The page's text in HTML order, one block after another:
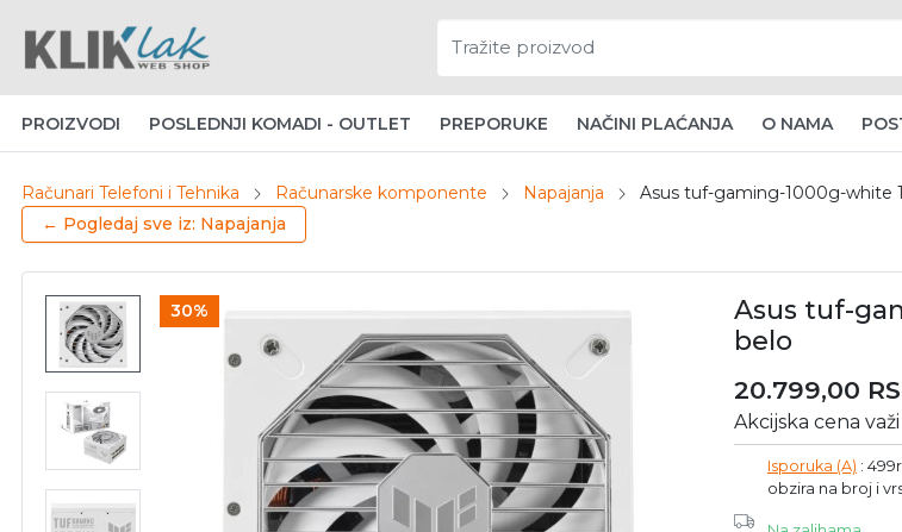
PROIZVODI POSLEDNJI KOMADI - OUTLET PREPORUKE NAČINI PLAĆANJA O NAMA
Računari Telefoni i Tehnika Računarske komponente Napajanja
Asus tuf-gaming-1000g-white
← Pogledaj sve iz: Napajanja
30%
Asus tuf-
belo
20.799,00
Akcijska cena
Isporuka (A) :
obzira na broj i